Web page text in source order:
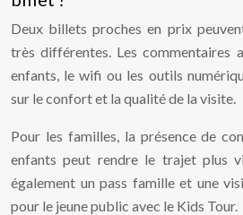
Deux billets proches en prix
très différentes. Les commentaires
enfants, le wifi ou les outils
sur le confort et la qualité de la visite.
Pour les familles, la présence de
enfants peut rendre le trajet plus
également un pass famille et une
pour le jeune public avec le Kids Tour.